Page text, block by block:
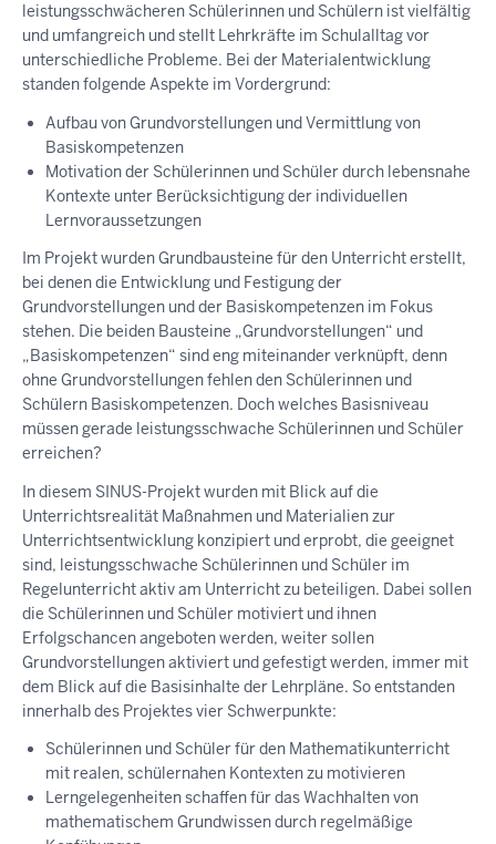
leistungsschwächeren Schülerinnen und Schülern ist vielfältig
und umfangreich und stellt Lehrkräfte im Schulalltag vor
unterschiedliche Probleme. Bei der Materialentwicklung
standen folgende Aspekte im Vordergrund:
Aufbau von Grundvorstellungen und Vermittlung von
Basiskompetenzen
Motivation der Schülerinnen und Schüler durch lebensnahe
Kontexte unter Berücksichtigung der individuellen
Lernvoraussetzungen
Im Projekt wurden Grundbausteine für den Unterricht erstellt,
bei denen die Entwicklung und Festigung der
Grundvorstellungen und der Basiskompetenzen im Fokus
stehen. Die beiden Bausteine „Grundvorstellungen“ und
„Basiskompetenzen“ sind eng miteinander verknüpft, denn
ohne Grundvorstellungen fehlen den Schülerinnen und
Schülern Basiskompetenzen. Doch welches Basisniveau
müssen gerade leistungsschwache Schülerinnen und Schüler
erreichen?
In diesem SINUS-Projekt wurden mit Blick auf die
Unterrichtsrealität Maßnahmen und Materialien zur
Unterrichtsentwicklung konzipiert und erprobt, die geeignet
sind, leistungsschwache Schülerinnen und Schüler im
Regelunterricht aktiv am Unterricht zu beteiligen. Dabei sollen
die Schülerinnen und Schüler motiviert und ihnen
Erfolgschancen angeboten werden, weiter sollen
Grundvorstellungen aktiviert und gefestigt werden, immer mit
dem Blick auf die Basisinhalte der Lehrpläne. So entstanden
innerhalb des Projektes vier Schwerpunkte:
Schülerinnen und Schüler für den Mathematikunterricht
mit realen, schülernahen Kontexten zu motivieren
Lerngelegenheiten schaffen für das Wachhalten von
mathematischem Grundwissen durch regelmäßige